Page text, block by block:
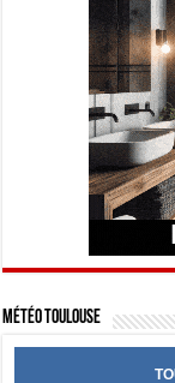
Météo Toulouse